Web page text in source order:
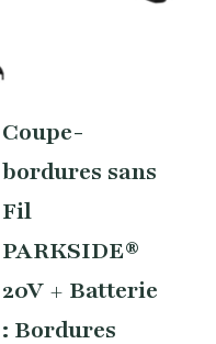
Coupe-
bordures sans
Fil
PARKSIDE®
20V + Batterie
: Bordures